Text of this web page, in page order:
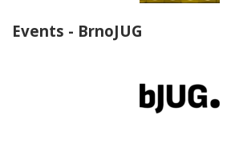
Events - BrnoJUG